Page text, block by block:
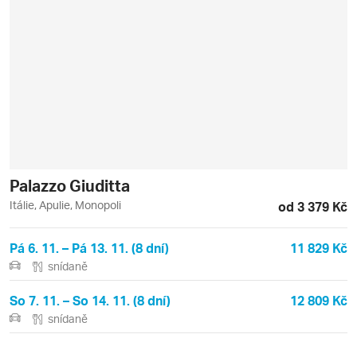
Palazzo Giuditta
Itálie, Apulie, Monopoli od 3 379 Kč
Pá 6. 11. – Pá 13. 11. (8 dní) 11 829 Kč
snídaně
So 7. 11. – So 14. 11. (8 dní) 12 809 Kč
snídaně